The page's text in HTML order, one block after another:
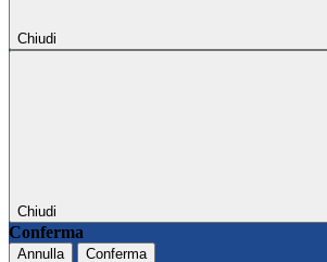
Chiudi
Chiudi
Conferma
Annulla Conferma